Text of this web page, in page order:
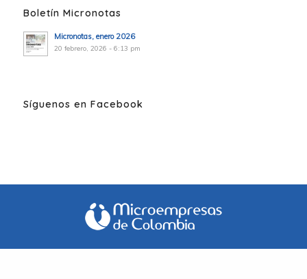
Boletín Micronotas
Micronotas, enero 2026
20 febrero, 2026 - 6:13 pm
Síguenos en Facebook